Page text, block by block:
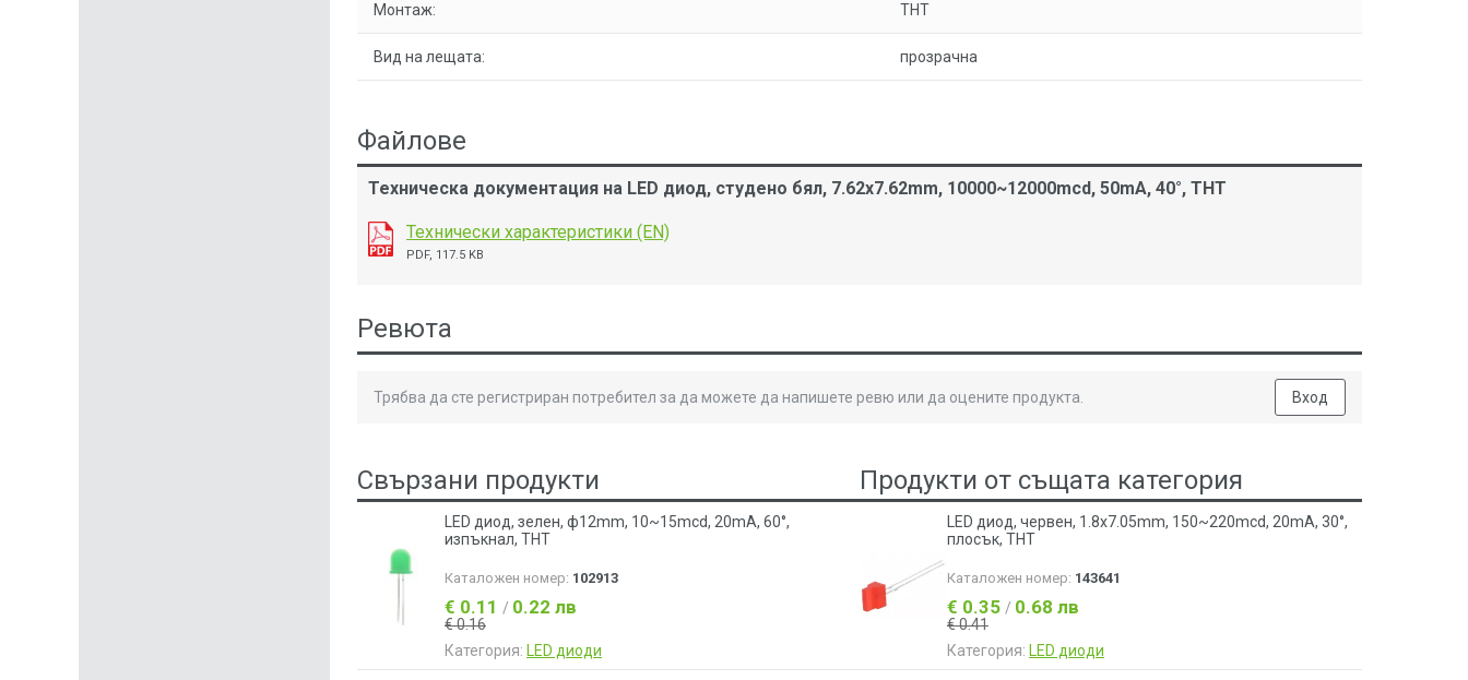
Монтаж: THT
Вид на лещата: прозрачна
Файлове
Техническа документация на LED диод, студено бял, 7.62x7.62mm, 10000~12000mcd, 50mA, 40°, THT
Технически характеристики (EN)
PDF, 117.5 KB
Ревюта
Трябва да сте регистриран потребител за да можете да напишете ревю или да оцените продукта. Вход
Свързани продукти
LED диод, зелен, ф12mm, 10~15mcd, 20mA, 60°,
изпъкнал, THT
Каталожен номер: 102913
€ 0.11 / 0.22 лв
€ 0.16
Категория: LED диоди
Продукти от същата категория
LED диод, червен, 1.8x7.05mm, 150~220mcd, 20mA, 30°,
плосък, THT
Каталожен номер: 143641
€ 0.35 / 0.68 лв
€ 0.41
Категория: LED диоди